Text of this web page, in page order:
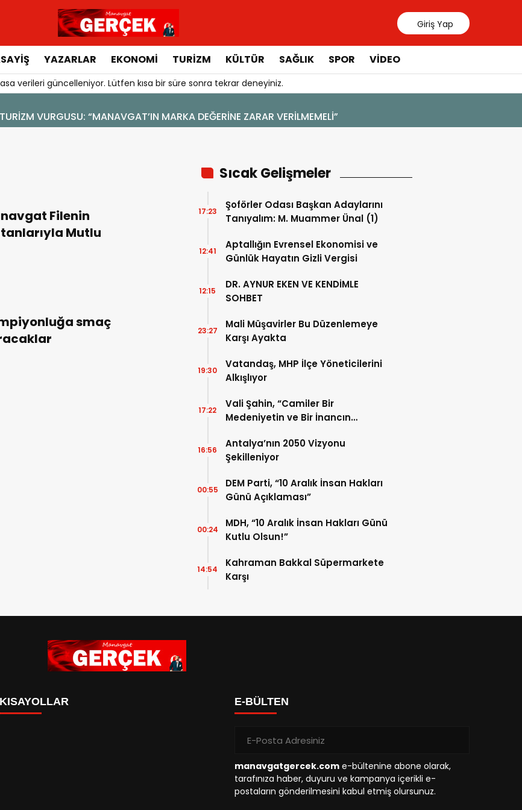
Giriş Yap
YAZARLAR EKONOMI TURIZM KÜLTÜR SAĞLIK SPOR VIDEO
verileri güncelleniyor. Lütfen kısa bir süre sonra tekrar deneyiniz.
YENİ BİR DİN: SOSYAL MEDYA
Filenin
Mutlu
smaç
Sıcak Gelişmeler
Şoförler Odası Başkan Adaylarını
Tanıyalım: M. Muammer Ünal (1)
17:23
Aptallığın Evrensel Ekonomisi ve
Günlük Hayatın Gizli Vergisi
12:41
DR. AYNUR EKEN VE KENDİMLE
SOHBET
12:15
Mali Müşavirler Bu Düzenlemeye
Karşı Ayakta
23:27
Vatandaş, MHP İlçe Yöneticilerini
Alkışlıyor
19:30
Vali Şahin, “Camiler Bir
Medeniyetin ve Bir İnancın
17:22
Antalya’nın 2050 Vizyonu
Şekilleniyor
16:56
DEM Parti, “10 Aralık İnsan Hakları
Günü Açıklaması”
00:55
MDH, “10 Aralık İnsan Hakları Günü
Kutlu Olsun!”
00:24
Kahraman Bakkal Süpermarkete
Karşı
14:54
KISAYOLLAR E-BÜLTEN
manavgatgercek.com e-bültenine abone olarak,
tarafınıza haber, duyuru ve kampanya içerikli e-
postaların gönderilmesini kabul etmiş olursunuz.